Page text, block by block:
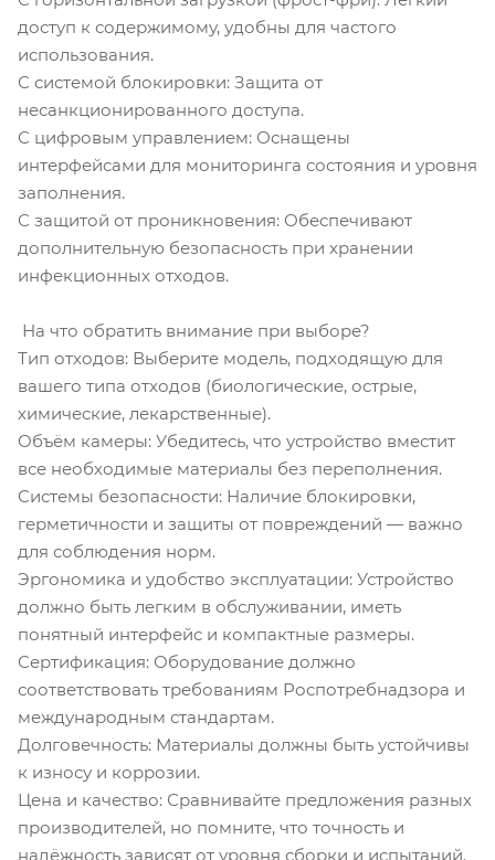
доступ к содержимому, удобны для частого
использования.
С системой блокировки: Защита от
несанкционированного доступа.
С цифровым управлением: Оснащены
интерфейсами для мониторинга состояния и уровня
заполнения.
С защитой от проникновения: Обеспечивают
дополнительную безопасность при хранении
инфекционных отходов.
На что обратить внимание при выборе?
Тип отходов: Выберите модель, подходящую для
вашего типа отходов (биологические, острые,
химические, лекарственные).
Объём камеры: Убедитесь, что устройство вместит
все необходимые материалы без переполнения.
Системы безопасности: Наличие блокировки,
герметичности и защиты от повреждений — важно
для соблюдения норм.
Эргономика и удобство эксплуатации: Устройство
должно быть легким в обслуживании, иметь
понятный интерфейс и компактные размеры.
Сертификация: Оборудование должно
соответствовать требованиям Роспотребнадзора и
международным стандартам.
Долговечность: Материалы должны быть устойчивы
к износу и коррозии.
Цена и качество: Сравнивайте предложения разных
производителей, но помните, что точность и
надёжность зависят от уровня сборки и испытаний.